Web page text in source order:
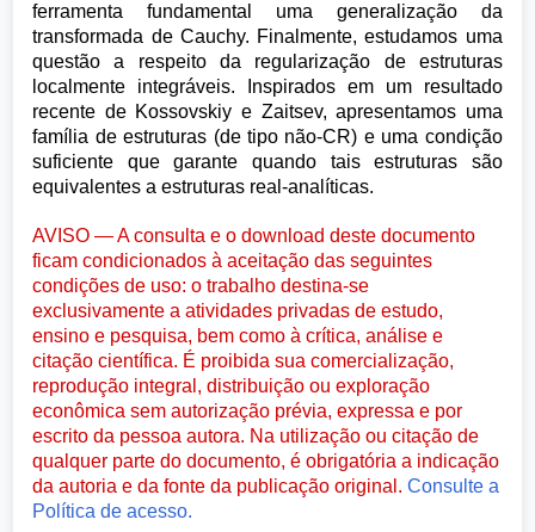
ferramenta fundamental uma generalização da
transformada de Cauchy. Finalmente, estudamos uma
questão a respeito da regularização de estruturas
localmente integráveis. Inspirados em um resultado
recente de Kossovskiy e Zaitsev, apresentamos uma
família de estruturas (de tipo não-CR) e uma condição
suficiente que garante quando tais estruturas são
equivalentes a estruturas real-analíticas.
AVISO — A consulta e o download deste documento
ficam condicionados à aceitação das seguintes
condições de uso: o trabalho destina-se
exclusivamente a atividades privadas de estudo,
ensino e pesquisa, bem como à crítica, análise e
citação científica. É proibida sua comercialização,
reprodução integral, distribuição ou exploração
econômica sem autorização prévia, expressa e por
escrito da pessoa autora. Na utilização ou citação de
qualquer parte do documento, é obrigatória a indicação
da autoria e da fonte da publicação original.Consulte a
Política de acesso.